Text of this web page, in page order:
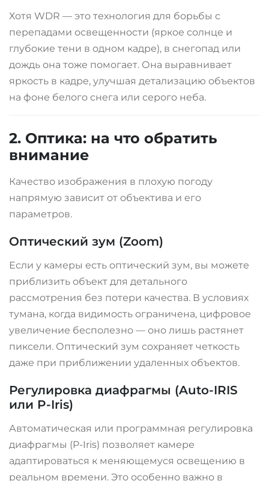
Хотя WDR — это технология для борьбы с
перепадами освещенности (яркое солнце и
глубокие тени в одном кадре), в снегопад или
дождь она тоже помогает. Она выравнивает
яркость в кадре, улучшая детализацию объектов
на фоне белого снега или серого неба.
2. Оптика: на что обратить
внимание
Качество изображения в плохую погоду
напрямую зависит от объектива и его
параметров.
Оптический зум (Zoom)
Если у камеры есть оптический зум, вы можете
приблизить объект для детального
рассмотрения без потери качества. В условиях
тумана, когда видимость ограничена, цифровое
увеличение бесполезно — оно лишь растянет
пиксели. Оптический зум сохраняет четкость
даже при приближении удаленных объектов.
Регулировка диафрагмы (Auto-IRIS
или P-Iris)
Автоматическая или программная регулировка
диафрагмы (P-Iris) позволяет камере
адаптироваться к меняющемуся освещению в
реальном времени. Это особенно важно в